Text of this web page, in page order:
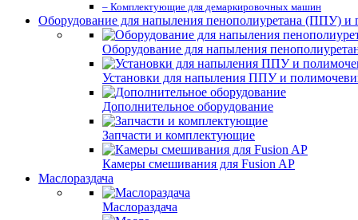
– Комплектующие для демаркировочных машин
Оборудование для напыления пенополиуретана (ППУ) и
Оборудование для напыления
Установки для напыления ППУ и
Дополнительное оборудование
Запчасти и комплектующие
Камеры смешивания для Fusion AP
Маслораздача
Маслораздача